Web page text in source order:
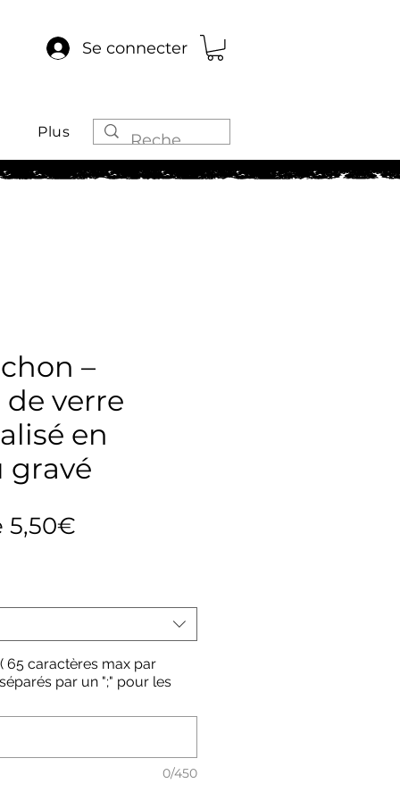
Se connecter
Plus
–
de verre
en
gravé
5,50€
65 caractères max par
par un ";" pour les
0/450